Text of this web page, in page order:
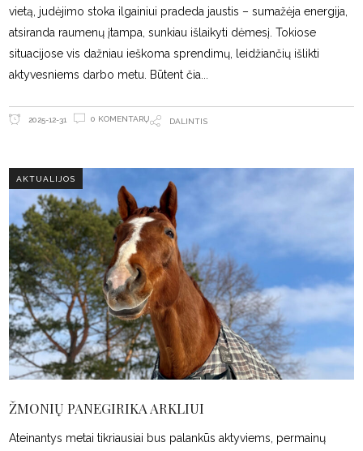
vietą, judėjimo stoka ilgainiui pradeda jaustis – sumažėja energija,
atsiranda raumenų įtampa, sunkiau išlaikyti dėmesį. Tokiose
situacijose vis dažniau ieškoma sprendimų, leidžiančių išlikti
aktyvesniems darbo metu. Būtent čia
2025-12-31 0 KOMENTARŲ DALINTIS
AKTUALIJOS
ŽMONIŲ PANEGIRIKA ARKLIUI
Ateinantys metai tikriausiai bus palankūs aktyviems, permainų